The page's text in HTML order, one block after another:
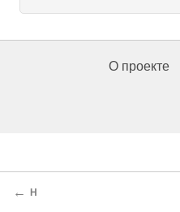
О проекте
← Н